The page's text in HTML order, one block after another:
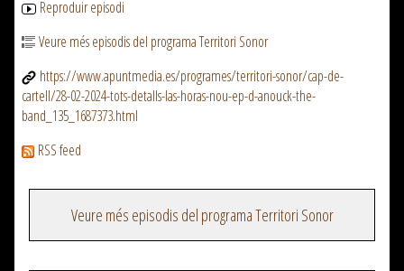
Reproduir episodi
Veure més episodis del programa Territori Sonor
https://www.apuntmedia.es/programes/territori-sonor/cap-de-
cartell/28-02-2024-tots-detalls-las-horas-nou-ep-d-anouck-the-
band_135_1687373.html
RSS feed
Veure més episodis del programa Territori Sonor